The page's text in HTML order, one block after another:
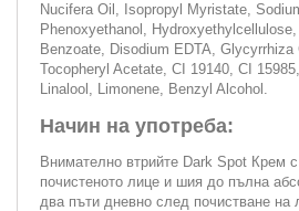
Nucifera Oil, Isopropyl Myristate,
Phenoxyethanol,
Benzoate, Disodium EDTA, Glycyrrhiza
Tocopheryl Acetate, CI 19140, CI
Linalool, Limonene, Benzyl Alcohol.
Начин на употреба:
Внимателно втрийте Dark Spot Крем
почистеното лице и шия до пълна
два пъти дневно след почистване на